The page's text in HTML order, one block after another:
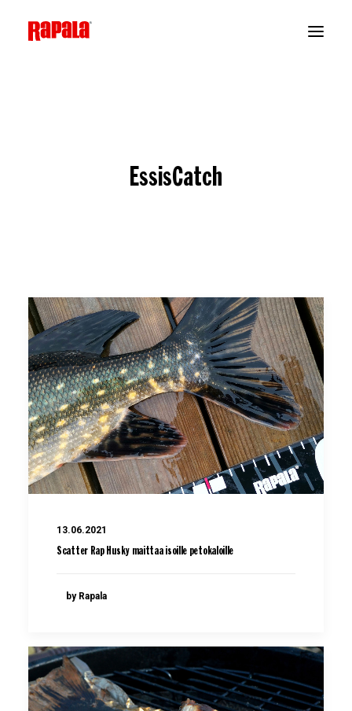
EssisCatch
13.06.2021
Scatter Rap Husky maittaa isoille petokaloille
by Rapala